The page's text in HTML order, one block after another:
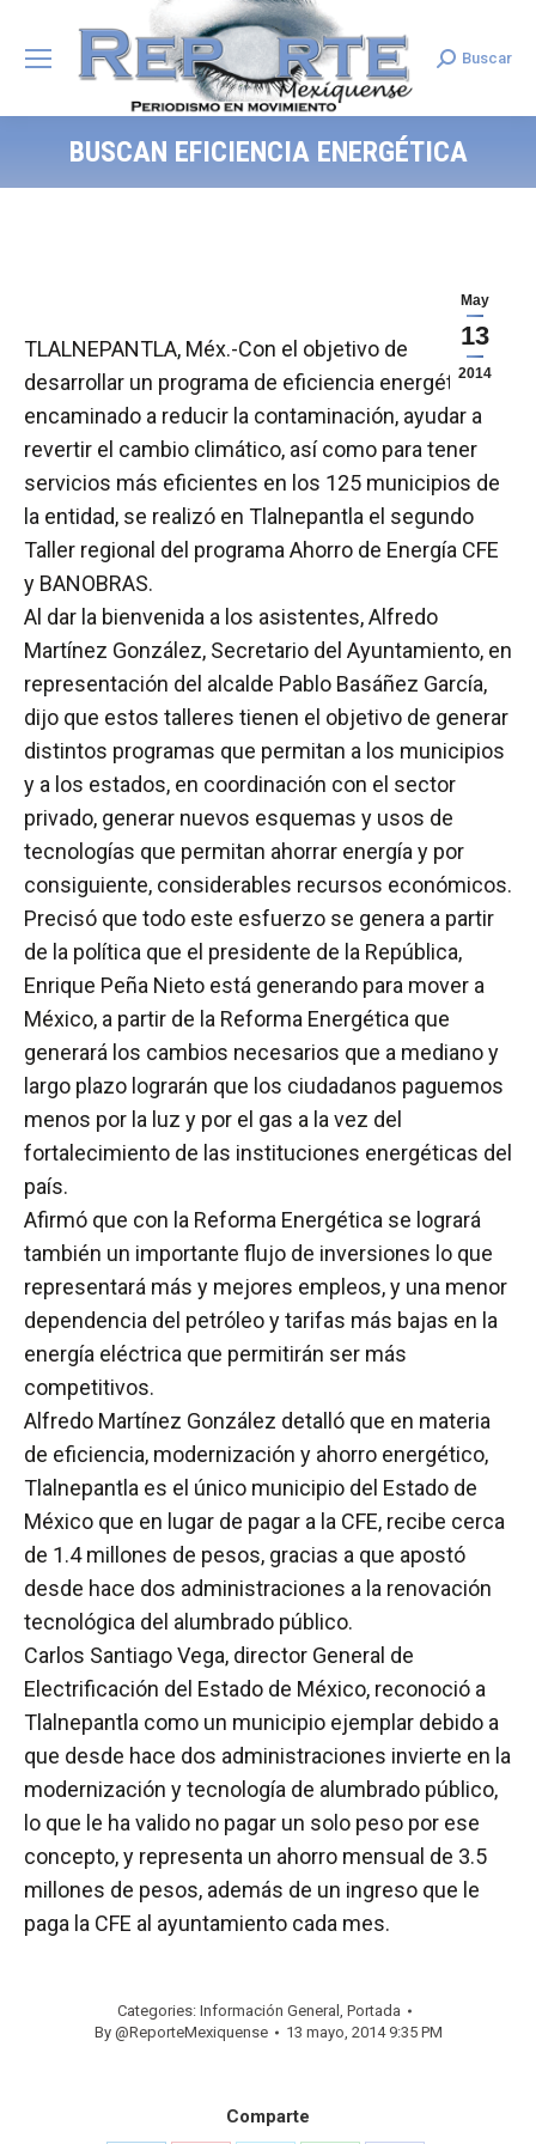
Search:
Buscar
BUSCAN EFICIENCIA ENERGÉTICA
May
13
2014
TLALNEPANTLA, Méx.-Con el objetivo de
desarrollar un programa de eficiencia energética
encaminado a reducir la contaminación, ayudar a
revertir el cambio climático, así como para tener
servicios más eficientes en los 125 municipios de
la entidad, se realizó en Tlalnepantla el segundo
Taller regional del programa Ahorro de Energía CFE
y BANOBRAS.
Al dar la bienvenida a los asistentes, Alfredo
Martínez González, Secretario del Ayuntamiento, en
representación del alcalde Pablo Basáñez García,
dijo que estos talleres tienen el objetivo de generar
distintos programas que permitan a los municipios
y a los estados, en coordinación con el sector
privado, generar nuevos esquemas y usos de
tecnologías que permitan ahorrar energía y por
consiguiente, considerables recursos económicos.
Precisó que todo este esfuerzo se genera a partir
de la política que el presidente de la República,
Enrique Peña Nieto está generando para mover a
México, a partir de la Reforma Energética que
generará los cambios necesarios que a mediano y
largo plazo lograrán que los ciudadanos paguemos
menos por la luz y por el gas a la vez del
fortalecimiento de las instituciones energéticas del
país.
Afirmó que con la Reforma Energética se logrará
también un importante flujo de inversiones lo que
representará más y mejores empleos, y una menor
dependencia del petróleo y tarifas más bajas en la
energía eléctrica que permitirán ser más
competitivos.
Alfredo Martínez González detalló que en materia
de eficiencia, modernización y ahorro energético,
Tlalnepantla es el único municipio del Estado de
México que en lugar de pagar a la CFE, recibe cerca
de 1.4 millones de pesos, gracias a que apostó
desde hace dos administraciones a la renovación
tecnológica del alumbrado público.
Carlos Santiago Vega, director General de
Electrificación del Estado de México, reconoció a
Tlalnepantla como un municipio ejemplar debido a
que desde hace dos administraciones invierte en la
modernización y tecnología de alumbrado público,
lo que le ha valido no pagar un solo peso por ese
concepto, y representa un ahorro mensual de 3.5
millones de pesos, además de un ingreso que le
paga la CFE al ayuntamiento cada mes.
Categories: Información General , Portada
By @ReporteMexiquense 13 mayo, 2014 9:35 PM
Comparte